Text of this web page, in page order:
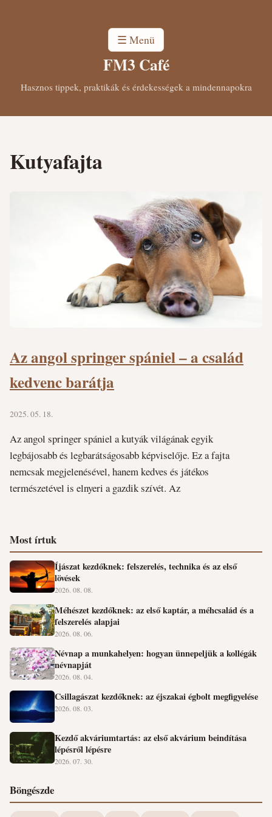
☰ Menü
FM3 Café
Hasznos tippek, praktikák és érdekességek a mindennapokra
Kutyafajta
Az angol springer spániel – a család
kedvenc barátja
2025. 05. 18.
Az angol springer spániel a kutyák világának egyik
legbájosabb és legbarátságosabb képviselője. Ez a fajta
nemcsak megjelenésével, hanem kedves és játékos
természetével is elnyeri a gazdik szívét. Az
Most írtuk
Íjászat kezdőknek: felszerelés, technika és az első
lövések
2026. 08. 08.
Méhészet kezdőknek: az első kaptár, a méhcsalád és a
felszerelés alapjai
2026. 08. 06.
Névnap a munkahelyen: hogyan ünnepeljük a kollégák
névnapját
2026. 08. 04.
Csillagászat kezdőknek: az éjszakai égbolt megfigyelése
2026. 08. 03.
Kezdő akváriumtartás: az első akvárium beindítása
lépésről lépésre
2026. 07. 30.
Böngészde